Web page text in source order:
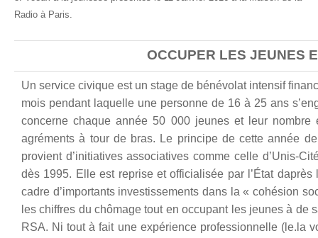
Radio à Paris.
OCCUPER LES JEUNES
Un service civique est un stage de bénévolat intensif
mois pendant laquelle une personne de 16 à 25 ans
concerne chaque année 50 000 jeunes et leur
agréments à tour de bras. Le principe de cette année
provient d’initiatives associatives comme celle d’Unis-
dès 1995. Elle est reprise et officialisée par l’État
cadre d’importants investissements dans la « cohésion
les chiffres du chômage tout en occupant les jeunes à de
RSA. Ni tout à fait une expérience professionnelle (le.la